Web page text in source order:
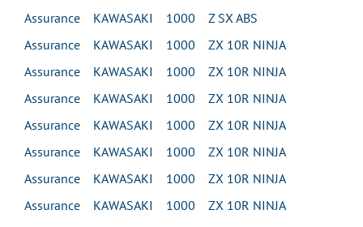
Assurance KAWASAKI 1000 Z SX ABS
Assurance KAWASAKI 1000 ZX 10R NINJA
Assurance KAWASAKI 1000 ZX 10R NINJA
Assurance KAWASAKI 1000 ZX 10R NINJA
Assurance KAWASAKI 1000 ZX 10R NINJA
Assurance KAWASAKI 1000 ZX 10R NINJA
Assurance KAWASAKI 1000 ZX 10R NINJA
Assurance KAWASAKI 1000 ZX 10R NINJA